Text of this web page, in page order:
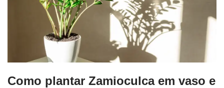
Como plantar Zamioculca em vaso e